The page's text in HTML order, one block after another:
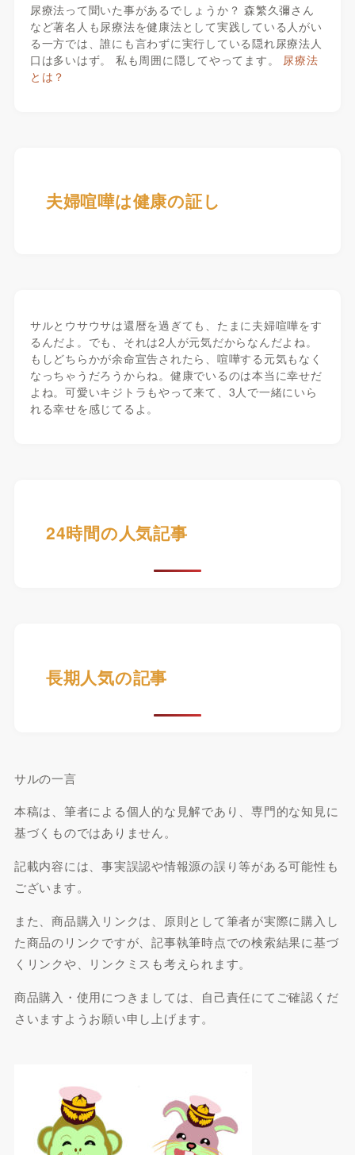
尿療法って聞いた事があるでしょうか？ 森繁久彌さん
など著名人も尿療法を健康法として実践している人がい
る一方では、誰にも言わずに実行している隠れ尿療法人
口は多いはず。 私も周囲に隠してやってます。 尿療法
とは？
夫婦喧嘩は健康の証し
サルとウサウサは還暦を過ぎても、たまに夫婦喧嘩をす
るんだよ。でも、それは2人が元気だからなんだよね。
もしどちらかが余命宣告されたら、喧嘩する元気もなく
なっちゃうだろうからね。健康でいるのは本当に幸せだ
よね。可愛いキジトラもやって来て、3人で一緒にいら
れる幸せを感じてるよ。
24時間の人気記事
長期人気の記事
サルの一言
本稿は、筆者による個人的な見解であり、専門的な知見に
基づくものではありません。
記載内容には、事実誤認や情報源の誤り等がある可能性も
ございます。
また、商品購入リンクは、原則として筆者が実際に購入し
た商品のリンクですが、記事執筆時点での検索結果に基づ
くリンクや、リンクミスも考えられます。
商品購入・使用につきましては、自己責任にてご確認くだ
さいますようお願い申し上げます。